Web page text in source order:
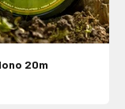
20m